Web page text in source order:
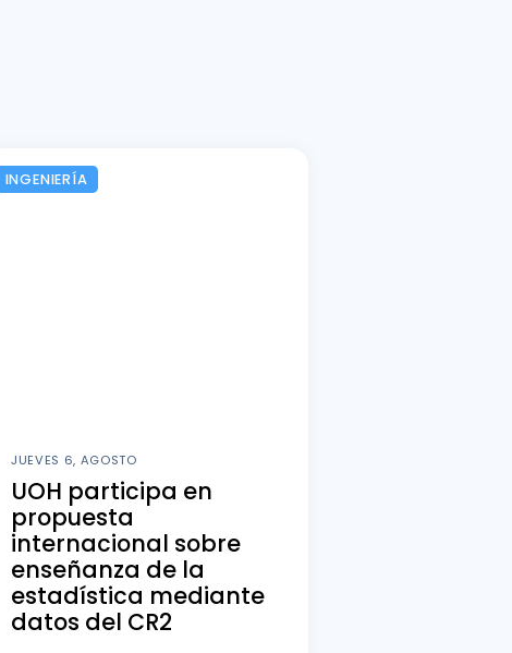
INGENIERÍA
JUEVES 6, AGOSTO
UOH participa en
propuesta
internacional sobre
enseñanza de la
estadística mediante
datos del CR2